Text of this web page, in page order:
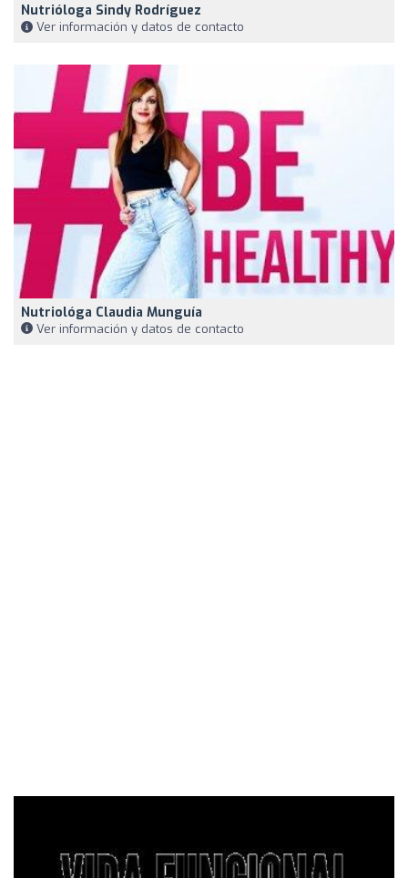
Nutrióloga Sindy Rodríguez
Ver información y datos de contacto
Nutriológa Claudia Munguía
Ver información y datos de contacto